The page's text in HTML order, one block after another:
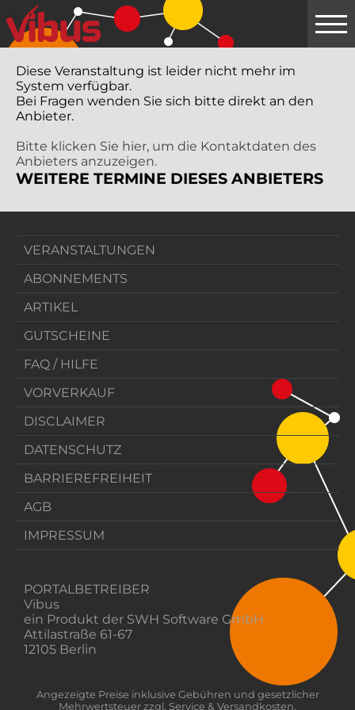
Springe
zum
Hauptinhalt
Diese Veranstaltung ist leider nicht mehr im
System verfügbar.
Bei Fragen wenden Sie sich bitte direkt an den
Anbieter.
Bitte klicken Sie hier, um die Kontaktdaten des
Anbieters anzuzeigen.
WEITERE TERMINE DIESES ANBIETERS
VERANSTALTUNGEN
ABONNEMENTS
ARTIKEL
GUTSCHEINE
FAQ / HILFE
VORVERKAUF
DISCLAIMER
DATENSCHUTZ
BARRIEREFREIHEIT
AGB
IMPRESSUM
PORTALBETREIBER
Vibus
ein Produkt der SWH Software GmbH
Attilastraße 61-67
12105 Berlin
Angezeigte Preise inklusive Gebühren und gesetzlicher
Mehrwertsteuer zzgl. Service & Versandkosten.